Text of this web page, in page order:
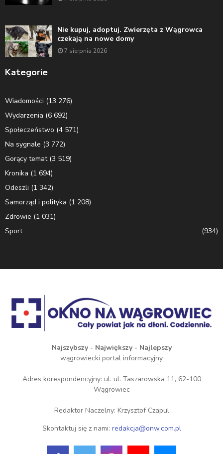
Nie kupuj, adoptuj. Zwierzęta z Wągrowca
czekają na nowe domy
7 sierpnia 2026
Kategorie
Wiadomości (13 276)
Wydarzenia (6 692)
Społeczeństwo (4 571)
Na sygnale (3 772)
Gorący temat(3 519)
Kronika (1 694)
Odeszli (1 342)
Samorząd i polityka (1 208)
Zdrowie (1 031)
Sport
(934)
Najszybszy - Największy - Najlepszy
wągrowiecki portal informacyjny
Adres korespondencyjny: ul. ul. Taszarowska 11, 62-100
Wągrowiec
Redaktor Naczelny: Krzysztof Czapul
Skontaktuj się z nami: redakcja@onw.com.pl